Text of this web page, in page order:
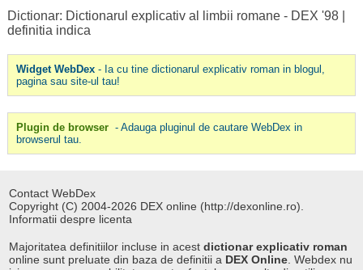
Dictionar: Dictionarul explicativ al limbii romane - DEX '98|
definitia indica
Widget WebDex- Ia cu tine dictionarul explicativ roman in blogul,
pagina sau site-ul tau!
Plugin de browser - Adauga pluginul de cautare WebDex in
browserul tau.
Contact WebDex
Copyright (C) 2004-2026 DEX online (http://dexonline.ro).
Informatii despre licenta
Majoritatea definitiilor incluse in acestdictionar explicativ roman
online sunt preluate din baza de definitii a DEX Online. Webdex nu